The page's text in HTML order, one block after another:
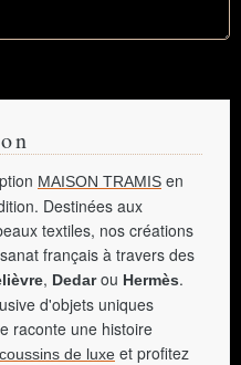
MAISON TRAMIS en
Destinées aux
textiles, nos créations
français à travers des
, Dedarou Hermès.
d'objets uniques
raconte une histoire
coussins de luxe et profitez